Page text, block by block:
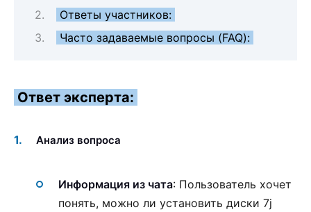
Ответы участников:
Часто задаваемые вопросы (FAQ):
Ответ эксперта:
Анализ вопроса
Информация из чата: Пользователь хочет
понять, можно ли установить диски 7j